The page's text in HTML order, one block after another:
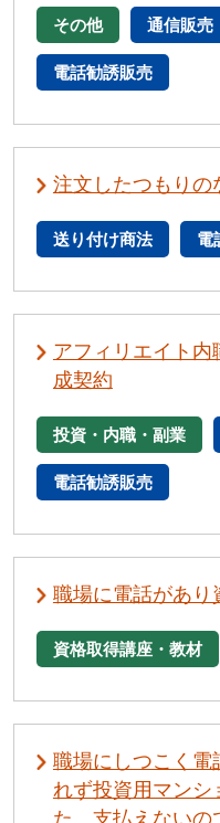
その他 通信販売
電話勧誘販売
注文したつもりの
送り付け商法 電
アフィリエイト
成契約
投資・内職・副業
電話勧誘販売
職場に電話があり
資格取得講座・教材
職場にしつこく電
れず投資用マンシ